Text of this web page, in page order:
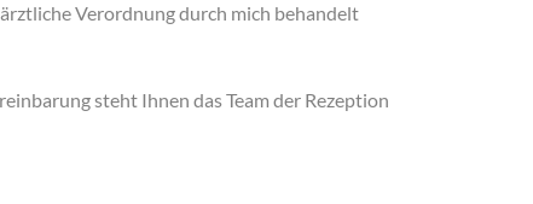
ärztliche Verordnung durch mich behandelt
steht Ihnen das Team der Rezeption